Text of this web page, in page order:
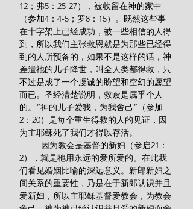
12；弗5：25-27），被收留在神的家中
（参加4：4-5；罗8：15）。既然这些事
在十字架上已经成功，被一些相信的人得
到，所以我们主张救恩就是为那些已经得
到的人所预备的，如果不是这样的话，神
差遣祂的儿子降世，叫全人类都得救，只
不过是成了一个虔诚的盼望和空幻的愿望
而已。圣经清楚说明，救赎是属乎个人
的。“神的儿子爱我，为我舍己”（参加
2：20）是每个重生得救的人的见证，因
为主耶稣死了我们才得以存活。
2），就是祂用永远的爱所爱的。在此我
们看见婚姻比喻的深远意义。新郎新妇之
间关系的重要性，乃是在于新郎认识并且
爱新妇，所以主耶稣基督爱教会，为教会